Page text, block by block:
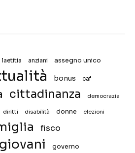
laetitia anziani assegno unico
bonus caf
cittadinanza democrazia
diritti disabilità donne elezioni
fisco
giovani governo